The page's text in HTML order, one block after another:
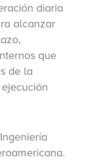
diaria
alcanzar
que
de la